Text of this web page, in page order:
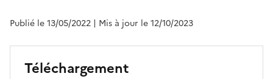
Publié le 13/05/2022 | Mis à jour le 12/10/2023
Téléchargement